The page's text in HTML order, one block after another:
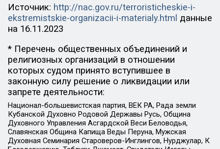
Источник: http://nac.gov.ru/terroristicheskie-i-
ekstremistskie-organizacii-i-materialy.html данные
на 16.11.2023
* Перечень общественных объединений и
религиозных организаций в отношении
которых судом принято вступившее в
законную силу решение о ликвидации или
запрете деятельности:
Национал-большевистская партия, ВЕК РА, Рада земли
Кубанской Духовно Родовой Державы Русь, Община
Духовного Управления Асгардской Веси Беловодья,
Славянская Община Капища Веды Перуна, Мужская
Духовная Семинария Староверов-Инглингов, Нурджулар, К